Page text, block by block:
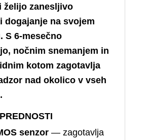
želijo zanesljivo
dogajanje na svojem
S 6‑mesečno
nočnim snemanjem in
kotom zagotavlja
nad okolico v vseh
senzor— zagotavlja